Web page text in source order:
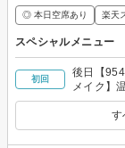
◎ 本日空席あり 楽天
スペシャルメニュー
初回
後日【
メイク】
ッキリ！
す